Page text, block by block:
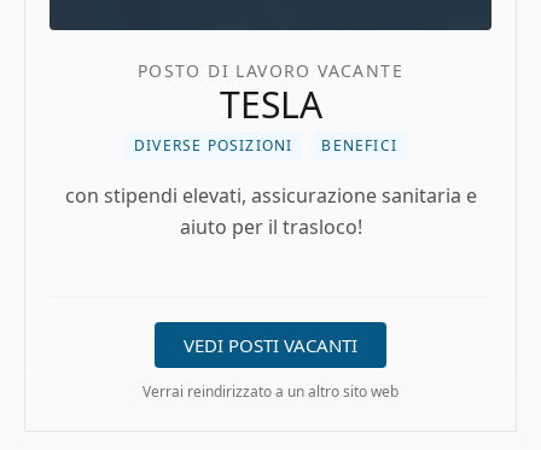
POSTO DI LAVORO VACANTE
TESLA
DIVERSE POSIZIONI BENEFICI
con stipendi elevati, assicurazione sanitaria e
aiuto per il trasloco!
VEDI POSTI VACANTI
Verrai reindirizzato a un altro sito web